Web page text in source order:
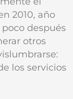
2010, año
después
otros
los servicios